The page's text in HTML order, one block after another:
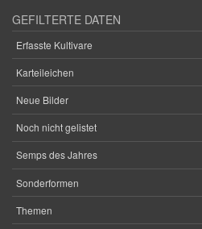
GEFILTERTE DATEN
Erfasste Kultivare
Karteileichen
Neue Bilder
Noch nicht gelistet
Semps des Jahres
Sonderformen
Themen